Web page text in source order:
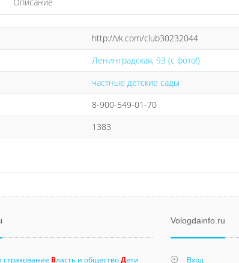
http://vk.com/club30232044
Ленинградская, 93 (с фото!)
частные детские сады
8-900-549-01-70
1383
Власть и обществоДети
Vologdainfo.ru
Вход